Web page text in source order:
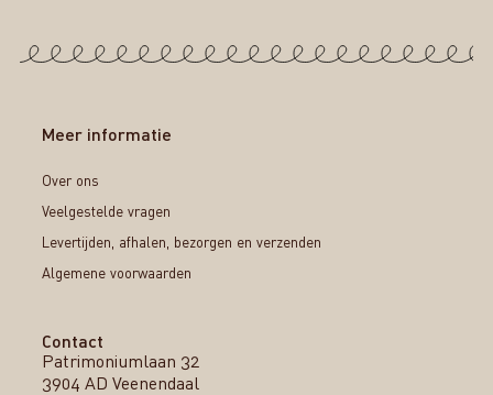
Meer informatie
Over ons
Veelgestelde vragen
Levertijden, afhalen, bezorgen en verzenden
Algemene voorwaarden
Contact
Patrimoniumlaan 32
3904 AD Veenendaal